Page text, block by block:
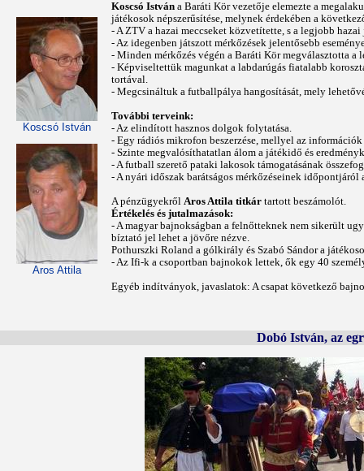
Koscsó István
Aros Attila
Koscsó István a Baráti Kör vezetője elemezte a
játékosok népszerűsítése, melynek érdekében a
- A ZTV a hazai meccseket közvetítette, s a legjobb
- Az idegenben játszott mérkőzések jelentősebb
- Minden mérkőzés végén a Baráti Kör megválasztotta
- Képviseltettük magunkat a labdarúgás fiatalabb
tortával.
- Megcsináltuk a futballpálya hangosítását, mely
További terveink:
- Az elindított hasznos dolgok folytatása.
- Egy rádiós mikrofon beszerzése, mellyel az
- Szinte megvalósíthatatlan álom a játékidő és
- A futball szerető pataki lakosok támogatásának
- A nyári időszak barátságos mérkőzéseinek
A pénzügyekről Aros Attila titkár tartott beszámolót.
Értékelés és jutalmazások:
- A magyar bajnokságban a felnőtteknek nem sikerült
bíztató jel lehet a jövőre nézve.
Pothurszki Roland a gólkirály és Szabó Sándor a
- Az Ifi-k a csoportban bajnokok lettek, ők egy 40
Egyéb indítványok, javaslatok: A csapat következő
Dobó István, az